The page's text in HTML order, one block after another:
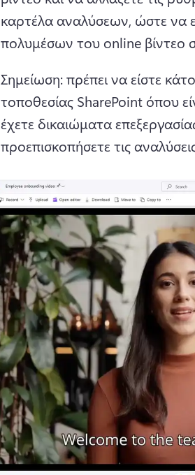
καρτέλα αναλύσεων, ώστε να
πολυμέσων του online βίντεο
Σημείωση: πρέπει να είστε
τοποθεσίας SharePoint όπου
έχετε δικαιώματα
προεπισκοπήσετε τις